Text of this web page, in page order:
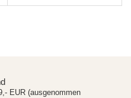
EUR (ausgenommen